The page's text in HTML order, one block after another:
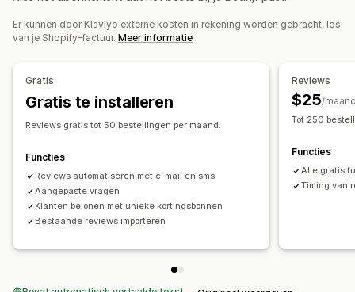
Filteren Rich snippets
Formulieren
Automatiseringen
Er kunnen door Klaviyo externe kosten in rekening worden gebracht, los
van je Shopify-factuur. Meer informatie
Gratis
Gratis te installeren
Reviews gratis tot 50 bestellingen per maand.
Functies
Reviews automatiseren met e-mail en sms
Aangepaste vragen
Klanten belonen met unieke kortingsbonnen
Bestaande reviews importeren
Reviews
$25/
Tot 250
Functies
Alle gratis
Timing van